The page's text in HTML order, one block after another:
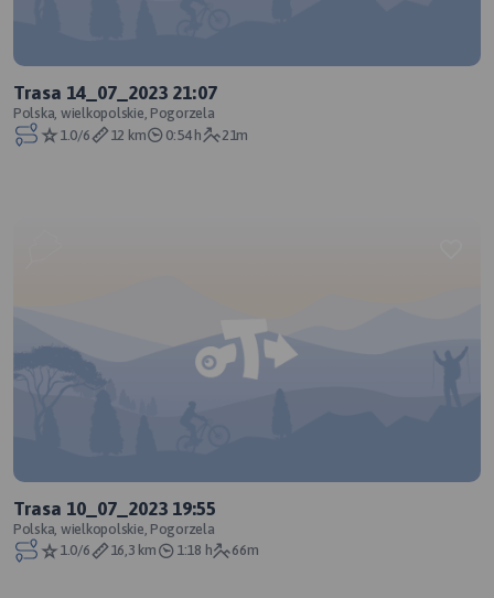
Trasa 14_07_2023 21:07
Polska, wielkopolskie, Pogorzela
1.0/6
12 km 0:54 h 21m
Trasa 10_07_2023 19:55
Polska, wielkopolskie, Pogorzela
1.0/6
16,3 km 1:18 h 66m